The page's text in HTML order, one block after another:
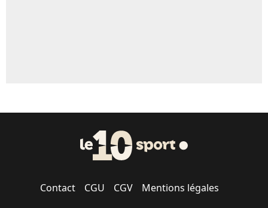
Contact CGU CGV Mentions légales